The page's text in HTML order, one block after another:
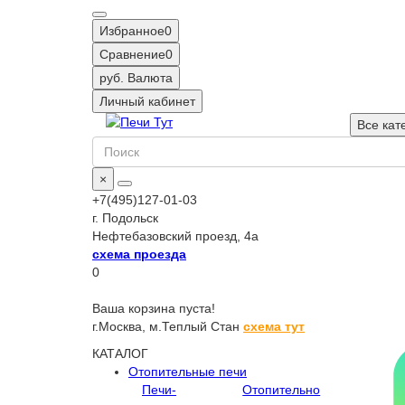
Избранное0
Сравнение0
руб. Валюта
Личный кабинет
Все
×
+7(495)127-01-03
г. Подольск
Нефтебазовский проезд, 4а
схема проезда
0
Ваша корзина пуста!
г.Москва, м.Теплый Стан схема тут
КАТАЛОГ
Отопительные печи
Печи-
Отопительно